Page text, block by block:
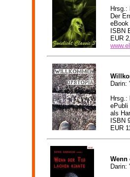
Hrsg.:
Der
eBook
ISBN
EUR
Darin:
Hrsg.:
ePubli
als
ISBN
EUR
Wenn
Darin: